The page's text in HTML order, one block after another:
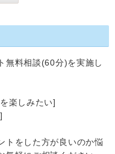
無料相談(60分)を実施し
楽しみたい]
トをした方が良いのか悩